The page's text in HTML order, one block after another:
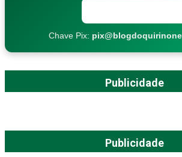
Chave Pix:
Publicidade
Publicidade